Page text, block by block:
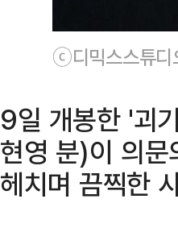
ⓒ디믹스스튜디
9일 개봉한 '괴
현영 분)이 의
헤치며 끔찍한